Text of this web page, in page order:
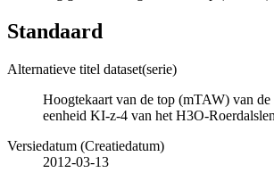
Standaard
Alternatieve titel dataset(serie)
Hoogtekaart van de top (mTAW) van
eenheid KI-z-4 van het H3O-
Versiedatum (Creatiedatum)
2012-03-13